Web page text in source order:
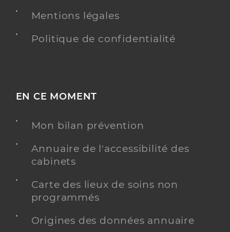
Mentions légales
Politique de confidentialité
EN CE MOMENT
Mon bilan prévention
Annuaire de l'accessibilité des
cabinets
Carte des lieux de soins non
programmés
Origines des données annuaire